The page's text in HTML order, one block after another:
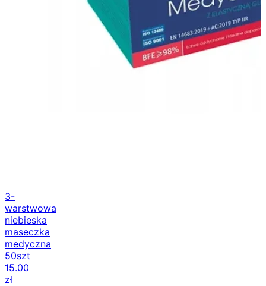
3-
warstwowa
niebieska
maseczka
medyczna
50szt
15.00
zł